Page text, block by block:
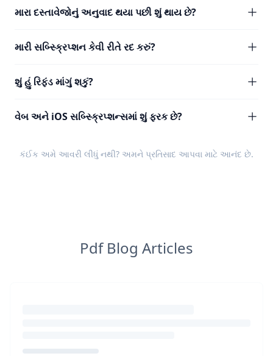
મારા દસ્તાવેજોનું અનુવાદ થયા પછી શું થાય છે?
મારી સબ્સ્ક્રિપ્શન કેવી રીતે રદ કરું?
શું હું રિફંડ માંગું શકું?
વેબ અને iOS સબ્સ્ક્રિપ્શન્સમાં શું ફરક છે?
કંઈક અમે આવરી લીધું નથી? અમને પ્રતિસાદ આપવા માટે આનંદ છે.
Pdf Blog Articles